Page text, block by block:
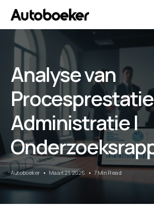
Analyse van
Administratie |
Autoboeker Maart 21, 2026 7 Min Read
AI